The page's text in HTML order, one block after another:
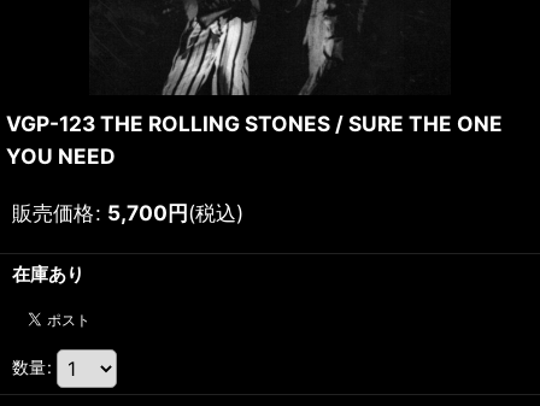
VGP-123 THE ROLLING STONES / SURE THE ONE
YOU NEED
販売価格: 5,700円(税込)
在庫あり
数量: